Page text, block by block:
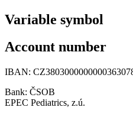
Variable symbol
Account number
IBAN:
Bank: ČSOB
EPEC Pediatrics, z.ú.